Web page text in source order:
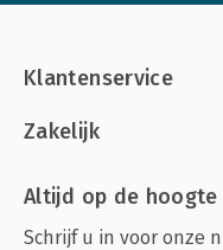
Klantenservice
Zakelijk
Altijd op de hoogte
Schrijf u in voor onze